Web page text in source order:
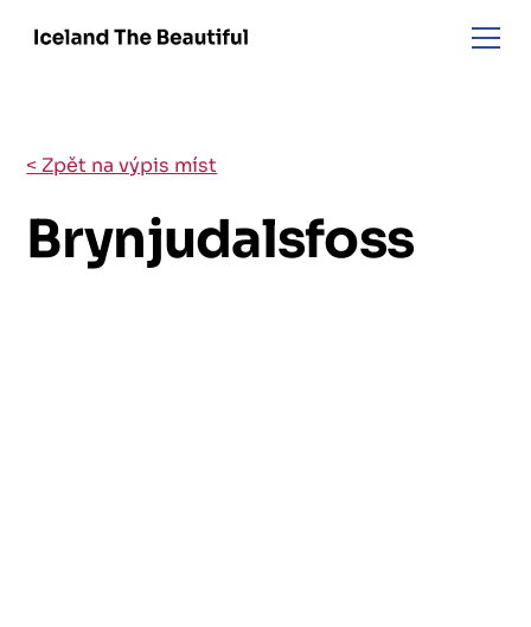
< Zpět na výpis míst
Brynjudalsfoss